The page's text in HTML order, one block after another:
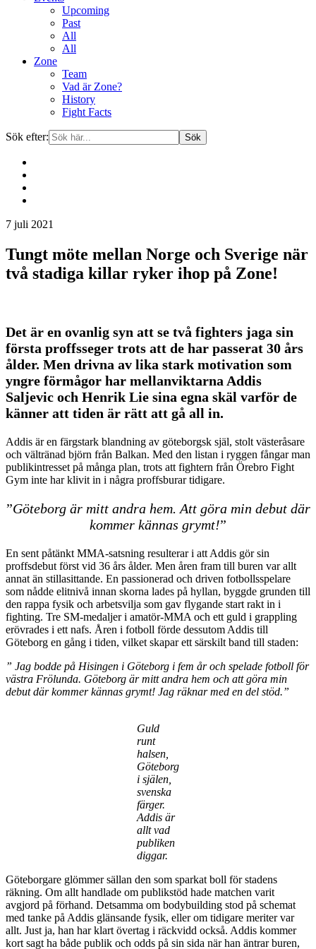
Upcoming
Past
All
All
Zone
Team
Vad är Zone?
History
Fight Facts
Sök efter:
Gå
till
innehåll
7 juli 2021
Tungt möte mellan Norge och Sverige när
två stadiga killar ryker ihop på Zone!
Det är en ovanlig syn att se två fighters jaga sin
första proffsseger trots att de har passerat 30 års
ålder. Men drivna av lika stark motivation som
yngre förmågor har mellanviktarna Addis
Saljevic och Henrik Lie sina egna skäl varför de
känner att tiden är rätt att gå all in.
Addis är en färgstark blandning av göteborgsk själ, stolt västeråsare
och vältränad björn från Balkan. Med den listan i ryggen fångar man
publikintresset på många plan, trots att fightern från Örebro Fight
Gym inte har klivit in i några proffsburar tidigare.
”Göteborg är mitt andra hem. Att göra min debut där
kommer kännas grymt!”
En sent påtänkt MMA-satsning resulterar i att Addis gör sin
proffsdebut först vid 36 års ålder. Men åren fram till buren var allt
annat än stillasittande. En passionerad och driven fotbollsspelare
som nådde elitnivå innan skorna lades på hyllan, byggde grunden till
den rappa fysik och arbetsvilja som gav flygande start rakt in i
fighting. Tre SM-medaljer i amatör-MMA och ett guld i grappling
erövrades i ett nafs. Åren i fotboll förde dessutom Addis till
Göteborg en gång i tiden, vilket skapar ett särskilt band till staden:
” Jag bodde på Hisingen i Göteborg i fem år och spelade fotboll för
västra Frölunda. Göteborg är mitt andra hem och att göra min
debut där kommer kännas grymt! Jag räknar med en del stöd.”
Guld
runt
halsen,
Göteborg
i själen,
svenska
färger.
Addis är
allt vad
publiken
diggar.
Göteborgare glömmer sällan den som sparkat boll för stadens
räkning. Om allt handlade om publikstöd hade matchen varit
avgjord på förhand. Detsamma om bodybuilding stod på schemat
med tanke på Addis glänsande fysik, eller om tidigare meriter var
allt. Just ja, han har klart övertag i räckvidd också. Addis kommer
kort sagt ha både publik och odds på sin sida när han äntrar buren,